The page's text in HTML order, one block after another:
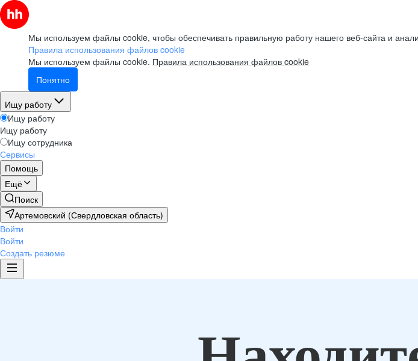
Мы используем файлы cookie, чтобы обеспечивать правильную работу нашего веб-сайта и
Правила использования файлов cookie
Мы используем файлы cookie. Правила использования файлов cookie
Понятно
Ищу работу
Ищу работу
Ищу работу
Ищу сотрудника
Сервисы
Помощь
Ещё
Поиск
Артемовский (Свердловская область)
Войти
Войти
Создать резюме